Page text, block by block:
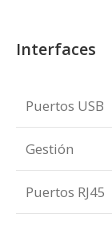
Interfaces
Puertos USB
Gestión
Puertos RJ45